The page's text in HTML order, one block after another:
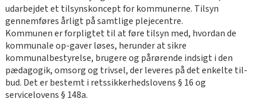
udarbejdet et tilsynskoncept for kommunerne. Tilsyn
gennemføres årligt på samtlige plejecentre.
Kommunen er forpligtet til at føre tilsyn med, hvordan de
kommunale op-gaver løses, herunder at sikre
kommunalbestyrelse, brugere og pårørende indsigt i den
pædagogik, omsorg og trivsel, der leveres på det enkelte til-
bud. Det er bestemt i retssikkerhedslovens § 16 og
servicelovens § 148a.